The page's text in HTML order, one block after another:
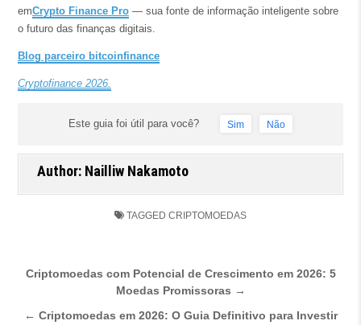
emCrypto Finance Pro— sua fonte de informação inteligente sobre
o futuro das finanças digitais.
Blog parceiro bitcoinfinance
Cryptofinance 2026.
Este guia foi útil para você? Sim Não
Author: Nailliw Nakamoto
TAGGED CRIPTOMOEDAS
Navegação de Post
Criptomoedas com Potencial de Crescimento em 2026: 5
Moedas Promissoras →
← Criptomoedas em 2026: O Guia Definitivo para Investir